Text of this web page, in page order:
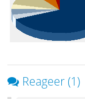
Reageer (1)